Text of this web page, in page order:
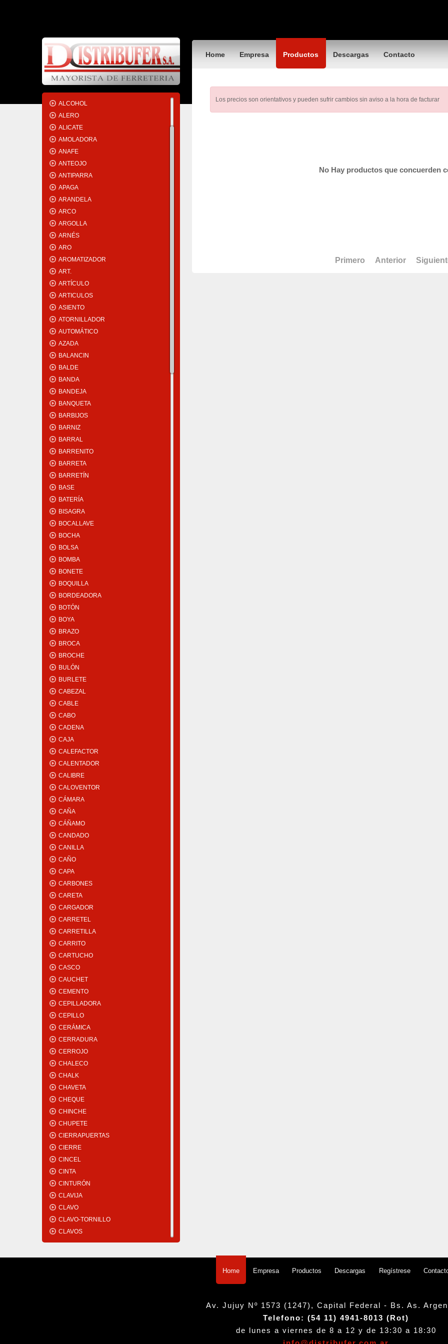
ACEITODO
ACOPLE
ADAPTADOR
ADHESIVO
ALAMBRE
ALCOHOL
ALERO
ALICATE
AMOLADORA
ANAFE
ANTEOJO
ANTIPARRA
APAGA
ARANDELA
ARCO
ARGOLLA
ARNÉS
ARO
AROMATIZADOR
ART.
ARTÍCULO
ARTICULOS
ASIENTO
ATORNILLADOR
AUTOMÁTICO
AZADA
BALANCIN
BALDE
BANDA
BANDEJA
BANQUETA
BARBIJOS
BARNIZ
BARRAL
BARRENITO
BARRETA
BARRETÍN
BASE
BATERÍA
BISAGRA
BOCALLAVE
BOCHA
BOLSA
BOMBA
BONETE
BOQUILLA
BORDEADORA
BOTÓN
BOYA
BRAZO
BROCA
BROCHE
BULÓN
BURLETE
CABEZAL
CABLE
CABO
CADENA
CAJA
CALEFACTOR
CALENTADOR
CALIBRE
CALOVENTOR
CÁMARA
CAÑA
CÁÑAMO
CANDADO
CANILLA
CAÑO
CAPA
CARBONES
CARETA
CARGADOR
CARRETEL
CARRETILLA
CARRITO
CARTUCHO
CASCO
CAUCHET
CEMENTO
CEPILLADORA
CEPILLO
CERÁMICA
CERRADURA
CERROJO
CHALECO
CHALK
CHAVETA
CHEQUE
CHINCHE
CHUPETE
CIERRAPUERTAS
CIERRE
CINCEL
CINTA
CINTURÓN
CLAVIJA
CLAVO
CLAVO-TORNILLO
CLAVOS
CLORO
Home Empresa Productos Descargas Contacto
Los precios son orientativos y pueden sufrir cambios sin aviso a la hora de facturar
No Hay productos que concuerden
Primero Anterior
Home Empresa Productos Descargas Regístrese
Av. Jujuy Nº 1573 (1247), Capital Federal - Bs. As.
Telefono: (54 11) 4941-8013 (Rot)
de lunes a viernes de 8 a 12 y de 13:30 a 18:30